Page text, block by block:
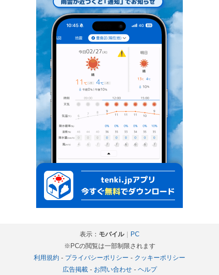
表示： モバイル｜ PC
※PCの閲覧は一部制限されます
利用規約 - プライバシーポリシー - クッキーポリシー
広告掲載- お問い合わせ- ヘルプ